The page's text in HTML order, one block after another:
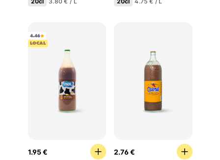
4.46
LOCAL
1.95 €
Lait au chocolat cécémel
2.76 €